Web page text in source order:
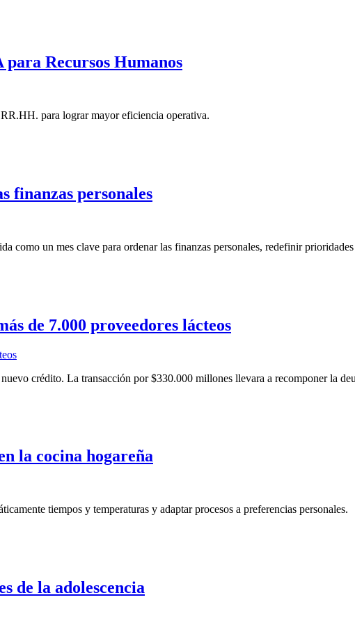
Recursos Humanos
para lograr mayor eficiencia operativa.
finanzas personales
como un mes clave para ordenar las finanzas personales, redefinir
de 7.000 proveedores lácteos
crédito. La transacción por $330.000 millones llevara a recomponer la
la cocina hogareña
tiempos y temperaturas y adaptar procesos a preferencias personales.
de la adolescencia